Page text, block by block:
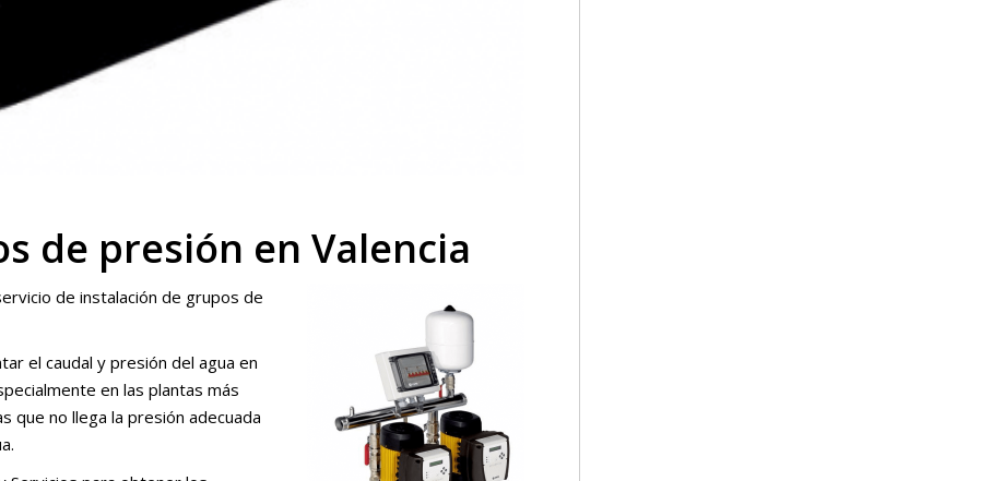
de presión en Valencia
de instalación de grupos de
el caudal y presión del agua en
en las plantas más
que no llega la presión adecuada